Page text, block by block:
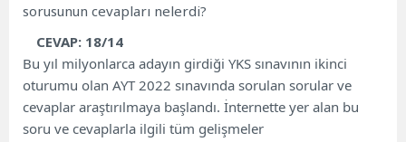
sorusunun cevapları nelerdi?
CEVAP: 18/14
Bu yıl milyonlarca adayın girdiği YKS sınavının ikinci
oturumu olan AYT 2022 sınavında sorulan sorular ve
cevaplar araştırılmaya başlandı. İnternette yer alan bu
soru ve cevaplarla ilgili tüm gelişmeler